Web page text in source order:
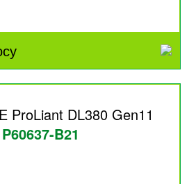
ProLiant DL380 Gen11
P60637-B21